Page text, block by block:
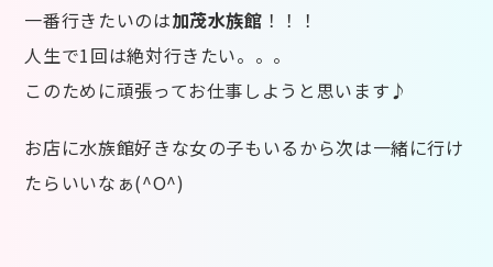
一番行きたいのは加茂水族館 ！！！
人生で1回は絶対行きたい。。。
このために頑張ってお仕事しようと思います♪
お店に水族館好きな女の子もいるから次は一緒に行け
たらいいなぁ(^O^)